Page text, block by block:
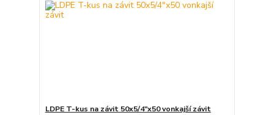
LDPE T-kus na závit 50x5/4"x50 vonkajší závit